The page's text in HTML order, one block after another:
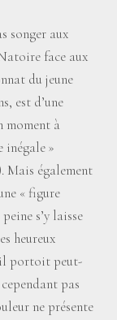
songer aux
face aux
du jeune
est d’une
moment à
inégale»
Mais également
« figure
s’y laisse
heureux
portoit peut-
pas
ne présente